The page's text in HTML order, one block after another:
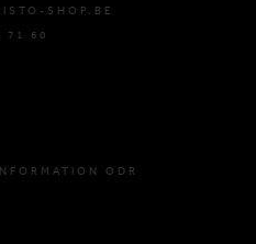
SHOP.BE
71 60
ODR